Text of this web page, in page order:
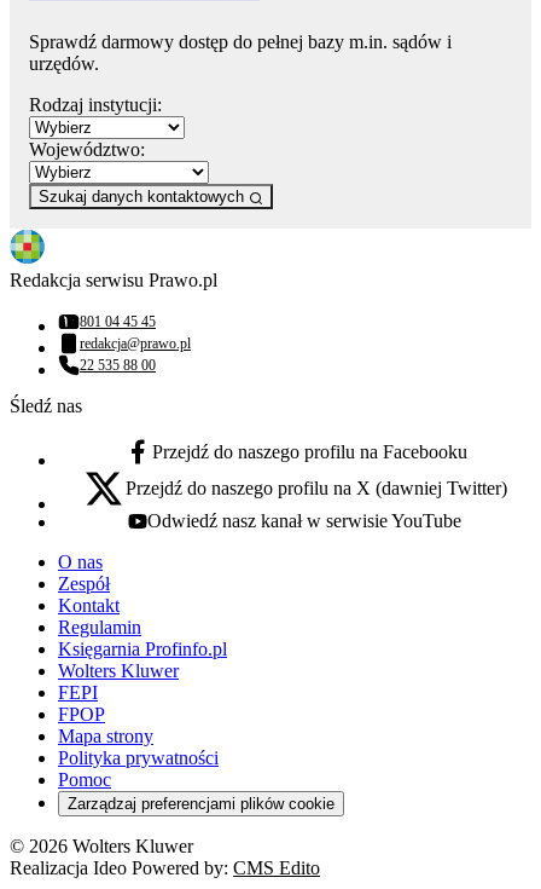
Sprawdź darmowy dostęp do pełnej bazy m.in. sądów i
urzędów.
Rodzaj instytucji:
Województwo:
Szukaj danych kontaktowych
Redakcja serwisu Prawo.pl
Numer telefonu:
801 04 45 45
Adres email:
redakcja@prawo.pl
Numer telefonu:
22 535 88 00
Śledź nas
facebook - otwiera się w nowej karcie
Przejdź do naszego profilu na Facebooku
x - otwiera się w nowej karcie
Przejdź do naszego profilu na X (dawniej Twitter)
youtube - otwiera się w nowej karcie
Odwiedź nasz kanał w serwisie YouTube
O nas
Zespół
Kontakt
Regulamin
Księgarnia Profinfo.pl
Wolters Kluwer
FEPI
FPOP
Mapa strony
Polityka prywatności
Pomoc
Zarządzaj preferencjami plików cookie
© 2026 Wolters Kluwer
Realizacja Ideo Powered by: CMS Edito